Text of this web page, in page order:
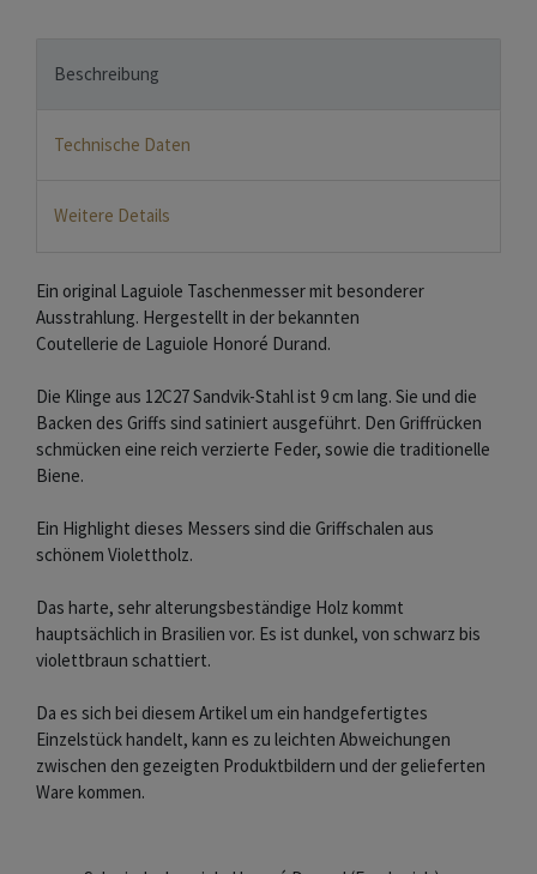
Beschreibung
Technische Daten
Weitere Details
Ein original Laguiole Taschenmesser mit besonderer
Ausstrahlung. Hergestellt in der bekannten
Coutellerie de Laguiole Honoré Durand.
Die Klinge aus 12C27 Sandvik-Stahl ist 9 cm lang. Sie und die
Backen des Griffs sind satiniert ausgeführt. Den Griffrücken
schmücken eine reich verzierte Feder, sowie die traditionelle
Biene.
Ein Highlight dieses Messers sind die Griffschalen aus
schönem Violettholz.
Das harte, sehr alterungsbeständige Holz kommt
hauptsächlich in Brasilien vor. Es ist dunkel, von schwarz bis
violettbraun schattiert.
Da es sich bei diesem Artikel um ein handgefertigtes
Einzelstück handelt, kann es zu leichten Abweichungen
zwischen den gezeigten Produktbildern und der gelieferten
Ware kommen.